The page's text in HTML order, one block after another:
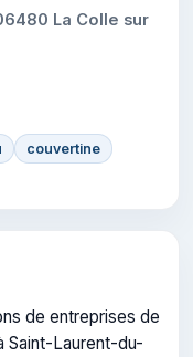
La Colle sur
couvertine
de entreprises de